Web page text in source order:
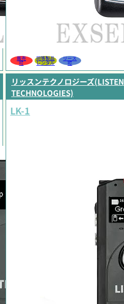
販売
可
同等製品
レンタル
リース
可
リッスンテクノロジーズ(LISTEN
TECHNOLOGIES)
LK-1